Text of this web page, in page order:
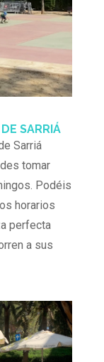
SARRIÁ
Sarriá
tomar
Podéis
horarios
perfecta
a sus